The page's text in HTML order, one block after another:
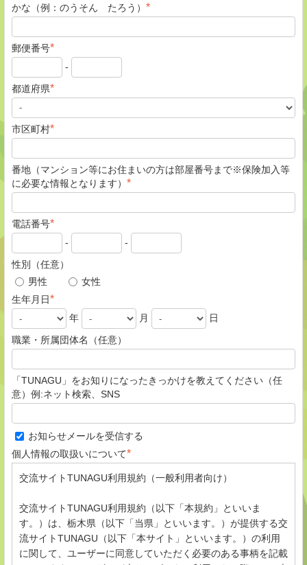
かな（例：のうそん たろう） *
郵便番号*
-
都道府県*
市区町村*
番地（マンション等にお住まいの方は部屋番号まで※保険加入等
に必要な情報となります） *
電話番号*
- -
性別（任意）
男性
女性
生年月日*
年 月 日
職業・所属団体名（任意）
「TUNAGU」をお知りになったきっかけを教えてください（任
意）例:ネット検索、SNS
お知らせメールを受信する
個人情報の取扱いについて*
交流サイトTUNAGU利用規約（一般利用者向け）
交流サイトTUNAGU利用規約（以下「本規約」といいま
す。）は、栃木県（以下「当県」といいます。）が提供する交
流サイトTUNAGU（以下「本サイト」といいます。）の利用
に関して、ユーザーに同意していただく必要のある事柄を記載